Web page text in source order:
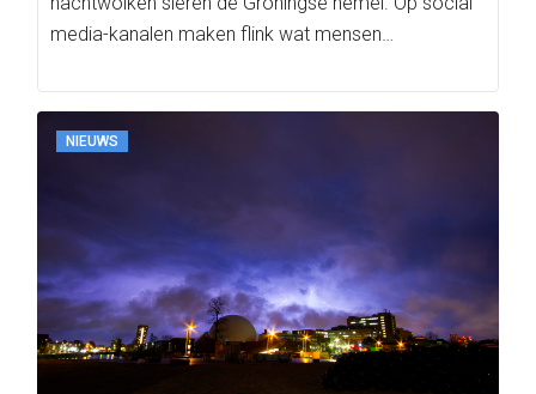
media-kanalen maken flink wat mensen…
NIEUWS